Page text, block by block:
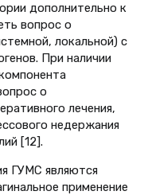
дополнительно к
вопрос о
локальной) с
При наличии
о
лечения,
недержания
[12].
ГУМС являются
применение